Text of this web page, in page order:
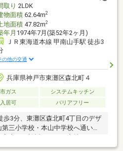
取り 2LDK
物面積62.64m2
地面積47.82m2
年月 1974年7月(築52年2ヶ月)
ＪＲ東海道本線 甲南山手駅 徒歩3
の他の交通
兵庫県神戸市東灘区森北町４
ガス
システムキッチン
居可 バリアフリー
歩3分、東灘区森北町4丁目のデザ
三小学校・本山中学校へ通いや
街区で、利便性と住環境のバラ